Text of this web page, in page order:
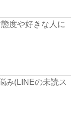
度や好きな人に
み(LINEの未読ス